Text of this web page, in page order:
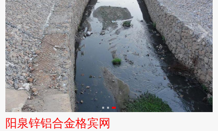
阳泉锌铝合金格宾网